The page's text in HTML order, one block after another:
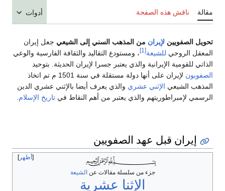
مقالة ناقش هذه الصفحة أدوات
تحويل الصفويين لإيران من المذهب السني إلى الشيعي جعل إيران
المعقل الروحي للشيعة[1]
، ومستودع التقاليد والثقافة الفارسية والوعي
الذاتي للقومية الإيرانية والذي يعتبر جسرا لإيران الحديثة. بتوحيد
الصفويون
لإيران على أنها دولة مستقلة في سنة 1501 م تم اتخاذ
المذهب الشيعي الإثني عشري والذي يعرف أيضا بالإثني عشري الدين
الرسمي لإمبراطوريتهم والذي يعتبر من أهم النقاط في تاريخ الإسلام
إيران قبل عهد الصفويين
أظهر
جزء من سلسلة مقالات عنالشيعة
الإثنا عشرية